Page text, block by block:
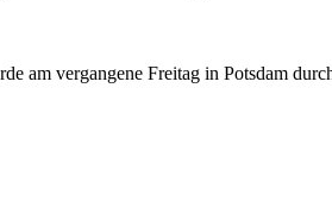
am vergangene Freitag in Potsdam